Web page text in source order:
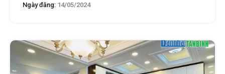
Ngày đăng: 14/05/2024